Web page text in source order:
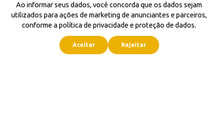
Ao informar seus dados, você concorda que os dados sejam
utilizados para ações de marketing de anunciantes e parceiros,
conforme a política de privacidade e proteção de dados.
Aceitar Rejeitar